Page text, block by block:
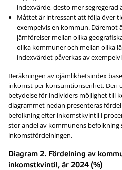
indexvärde, desto mer segregerad
Måttet är intressant att följa över
exempelvis en kommun. Däremot
jämförelser mellan olika
olika kommuner och mellan olika
indexvärdet påverkas av
Beräkningen av ojämlikhetsindex
inkomst per konsumtionsenhet. Den
betydelse för individers möjlighet till
diagrammet nedan presenteras
befolkning efter inkomstkvintil i
stor andel av kommunens befolkning
inkomstfördelningen.
Diagram 2. Fördelning av
inkomstkvintil, år 2024 (%)